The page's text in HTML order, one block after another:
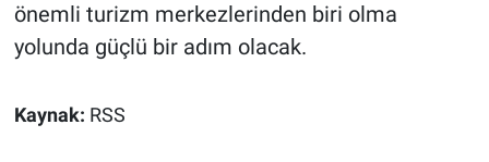
önemli turizm merkezlerinden biri olma
yolunda güçlü bir adım olacak.
Kaynak: RSS